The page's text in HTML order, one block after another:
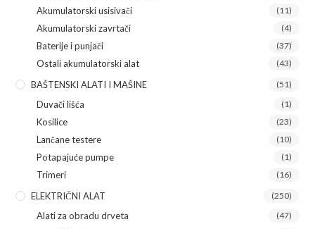
Akumulatorski usisivači (11)
Akumulatorski zavrtači (4)
Baterije i punjači (37)
Ostali akumulatorski alat (43)
BAŠTENSKI ALATI I MAŠINE (51)
Duvači lišća (1)
Kosilice (23)
Lančane testere (10)
Potapajuće pumpe (1)
Trimeri (16)
ELEKTRIČNI ALAT (250)
Alati za obradu drveta (47)